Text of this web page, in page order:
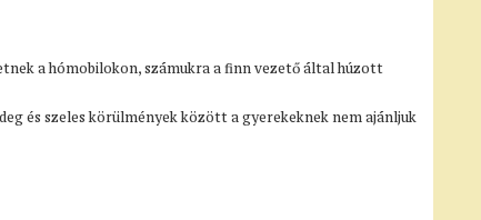
a hómobilokon, számukra a finn vezető által húzott
és szeles körülmények között a gyerekeknek nem ajánljuk